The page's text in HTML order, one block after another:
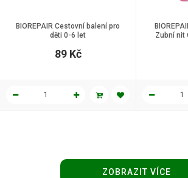
BIOREPAIR Cestovní balení pro
děti 0-6 let
89 Kč
Zubní nit
ZOBRAZIT VÍCE